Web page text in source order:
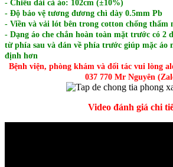
- Chiều dài cả áo: 102cm (±10%)
- Độ bảo vệ tương đương chì dày 0.5mm Pb
- Viền và vải lót bên trong cotton chống thấm
- Dạng áo che chắn hoàn toàn mặt trước có 2
từ phía sau và dán về phía trước giúp mặc áo
định hơn
Bệnh viện, phòng khám và đối tác vui lòng
037 770 Mr Nguyên
Video đánh giá chi